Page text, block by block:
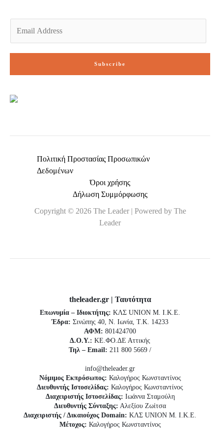
Subscribe
Πολιτική Προστασίας Προσωπικών
Δεδομένων
Όροι χρήσης
Δήλωση Συμμόρφωσης
Copyright © 2026 The Leader | Powered by The
Leader
theleader.gr | Ταυτότητα
Επωνυμία – Ιδιοκτήτης: ΚΛΣ UNION Μ. Ι.Κ.Ε.
Έδρα: Σινώπης 40, Ν. Ιωνία, Τ.Κ. 14233
ΑΦΜ: 801424700
Δ.Ο.Υ.: ΚΕ.ΦΟ.ΔΕ Αττικής
Τηλ – Email: 211 800 5669 /
info@theleader.gr
Νόμιμος Εκπρόσωπος: Καλογήρος Κωνσταντίνος
Διευθυντής Ιστοσελίδας: Καλογήρος Κωνσταντίνος
Διαχειριστής Ιστοσελίδας: Ιωάννα Σταμούλη
Διευθυντής Σύνταξης: Αλεξίου Ζωίτσα
Διαχειριστής / Δικαιούχος Domain: ΚΛΣ UNION Μ. Ι.Κ.Ε.
Μέτοχος: Καλογήρος Κωνσταντίνος